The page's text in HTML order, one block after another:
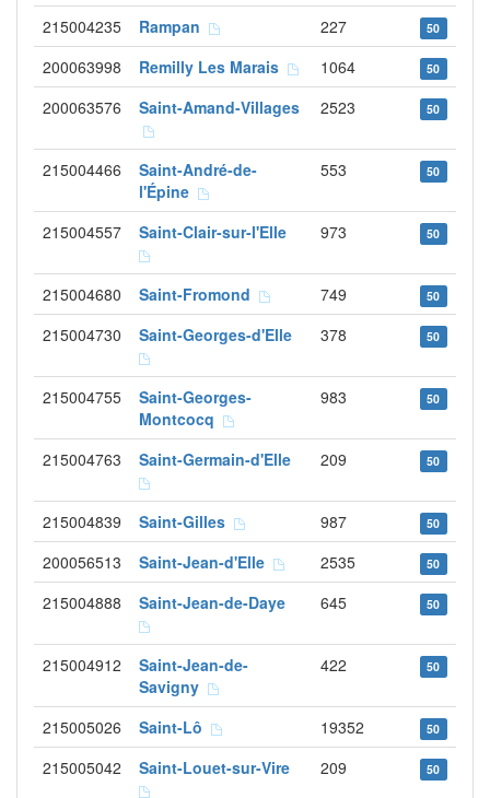
215004235 Rampan 227 50
200063998 Remilly Les Marais 1064 50
200063576 Saint-Amand-Villages 2523 50
215004466
Saint-André-de-
l'Épine
553 50
215004557 Saint-Clair-sur-l'Elle 973 50
215004680 Saint-Fromond 749 50
215004730 Saint-Georges-d'Elle 378 50
215004755
Saint-Georges-
Montcocq
983 50
215004763 Saint-Germain-d'Elle 209 50
215004839 Saint-Gilles 987 50
200056513 Saint-Jean-d'Elle 2535 50
215004888 Saint-Jean-de-Daye 645 50
215004912
Saint-Jean-de-
Savigny
422 50
215005026 Saint-Lô 19352 50
215005042 Saint-Louet-sur-Vire 209 50